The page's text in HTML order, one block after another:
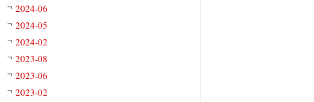
2024-06
2024-05
2024-02
2023-08
2023-06
2023-02